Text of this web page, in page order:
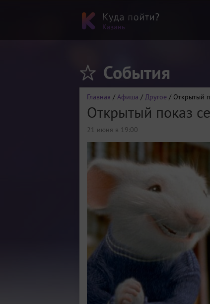
События
Главная / Афиша / Другое / Открытый
Открытый показ
21 июня в 19:00